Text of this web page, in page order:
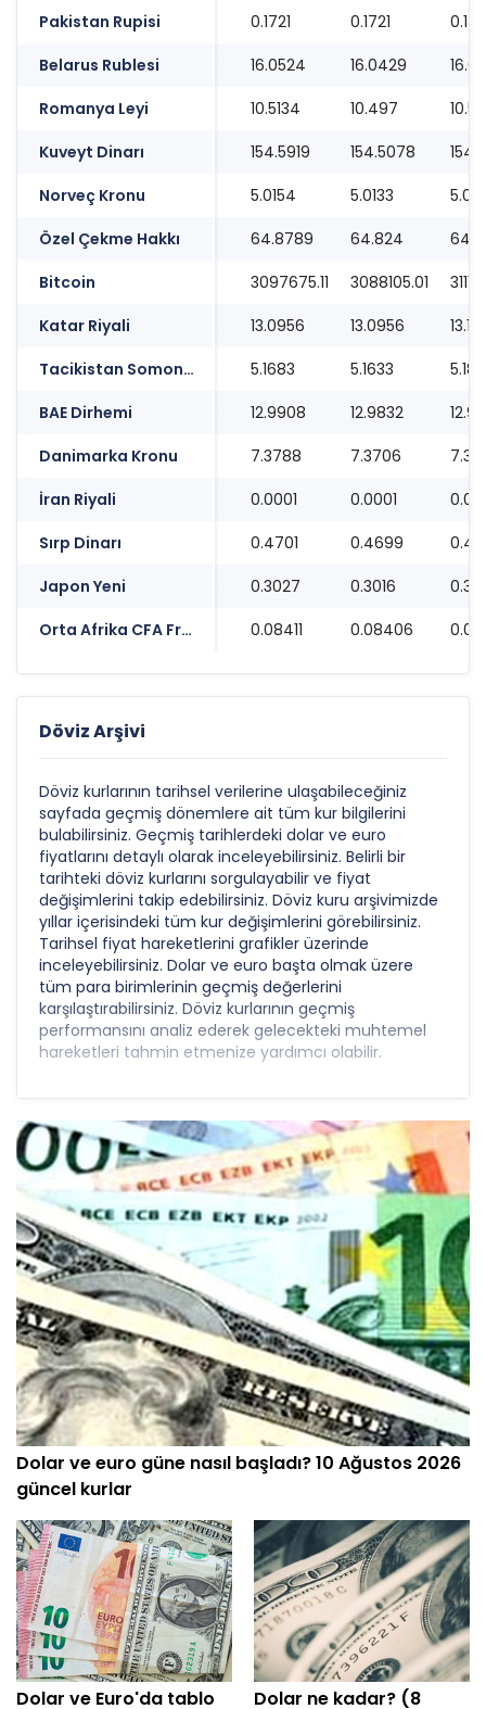
Pakistan Rupisi
0.1721 0.1721
Belarus Rublesi
16.0524 16.0429
Romanya Leyi
10.5134 10.497
Kuveyt Dinarı
154.5919 154.5078
Norveç Kronu
5.0154 5.0133
Özel Çekme Hakkı
64.8789 64.824
Bitcoin
3097675.11 3088105.01
Katar Riyali
13.0956 13.0956
Tacikistan Somonisi
5.1683 5.1633
BAE Dirhemi
12.9908 12.9832
Danimarka Kronu
7.3788 7.3706
İran Riyali
0.0001 0.0001
Sırp Dinarı
0.4701 0.4699
Japon Yeni
0.3027 0.3016
Orta Afrika CFA Frangı
0.08411 0.08406
Döviz Arşivi
Döviz kurlarının tarihsel verilerine ulaşabileceğiniz
sayfada geçmiş dönemlere ait tüm kur bilgilerini
bulabilirsiniz. Geçmiş tarihlerdeki dolar ve euro
fiyatlarını detaylı olarak inceleyebilirsiniz. Belirli bir
tarihteki döviz kurlarını sorgulayabilir ve fiyat
değişimlerini takip edebilirsiniz. Döviz kuru arşivimizde
yıllar içerisindeki tüm kur değişimlerini görebilirsiniz.
Tarihsel fiyat hareketlerini grafikler üzerinde
inceleyebilirsiniz. Dolar ve euro başta olmak üzere
tüm para birimlerinin geçmiş değerlerini
karşılaştırabilirsiniz. Döviz kurlarının geçmiş
performansını analiz ederek gelecekteki muhtemel
hareketleri tahmin etmenize yardımcı olabilir.
Dolar ve euro güne nasıl başladı? 10 Ağustos 2026
güncel kurlar
Dolar ve Euro'da tablo Dolar ne kadar? (8